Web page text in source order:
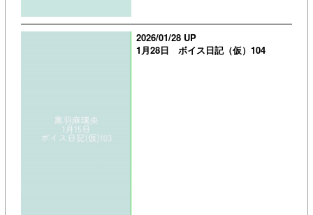
2026/01/28 UP
1月28日 ボイス日記（仮）104